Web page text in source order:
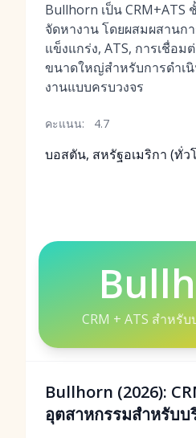
Bullhorn เป็น
จัดหางาน โดยผสมผสาน
แข็งแกร่ง, ATS, การเชื่อม
ขนาดใหญ่สำหรับการดำเ
งานแบบครบวงจร
คะแนน: 4.7
บอสตัน, สหรัฐอเมริกา (ทั่ว
CRM + ATS สำหรั
Bullhorn (2026):
อุตสาหกรรมสำหรับ